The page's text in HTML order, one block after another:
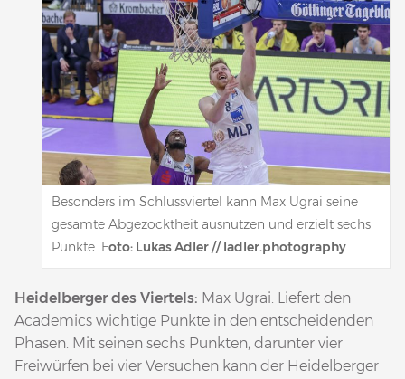
Besonders im Schlussviertel kann Max Ugrai seine
gesamte Abgezocktheit ausnutzen und erzielt sechs
Punkte. Foto: Lukas Adler // ladler.photography
Heidelberger des Viertels: Max Ugrai. Liefert den
Academics wichtige Punkte in den entscheidenden
Phasen. Mit seinen sechs Punkten, darunter vier
Freiwürfen bei vier Versuchen kann der Heidelberger